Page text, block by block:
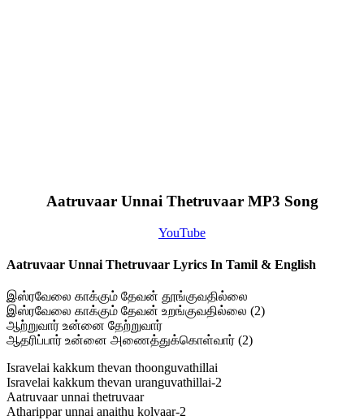
Aatruvaar Unnai Thetruvaar MP3 Song
YouTube
Aatruvaar Unnai Thetruvaar Lyrics In Tamil & English
இஸ்ரவேலை காக்கும் தேவன் தூங்குவதில்லை
இஸ்ரவேலை காக்கும் தேவன் உறங்குவதில்லை (2)
ஆற்றுவார் உன்னை தேற்றுவார்
ஆதரிப்பார் உன்னை அணைத்துக்கொள்வார் (2)
Isravelai kakkum thevan thoonguvathillai
Isravelai kakkum thevan uranguvathillai-2
Aatruvaar unnai thetruvaar
Atharippar unnai anaithu kolvaar-2